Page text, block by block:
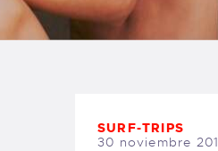
TIENDA FAMILY
WEBCAM
SURF-TRIPS
30 noviembre